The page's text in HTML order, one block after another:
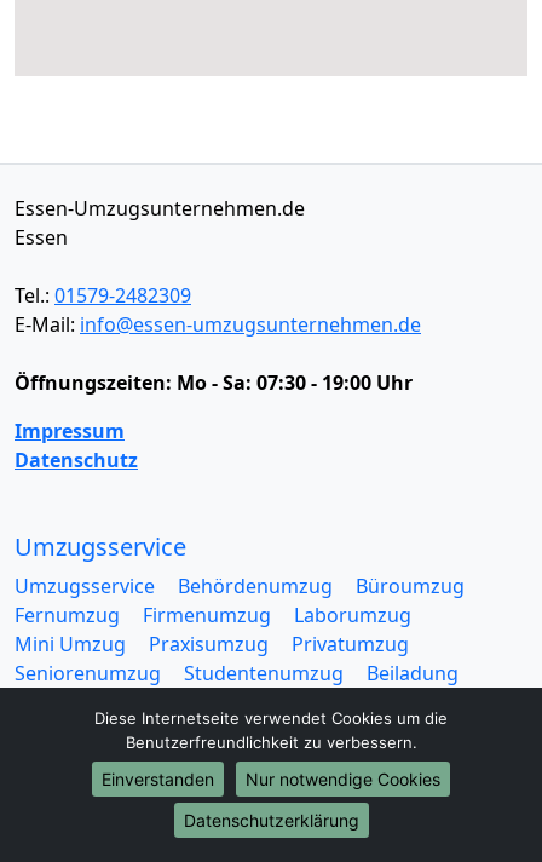
Essen-Umzugsunternehmen.de
Essen
Tel.: 01579-2482309
E-Mail: info@essen-umzugsunternehmen.de
Öffnungszeiten: Mo - Sa: 07:30 - 19:00 Uhr
Impressum
Datenschutz
Umzugsservice
Umzugsservice Behördenumzug
Büroumzug
Fernumzug
Firmenumzug
Laborumzug
Mini Umzug
Praxisumzug
Privatumzug
Seniorenumzug
Studentenumzug
Beiladung
Möbellift
Haushaltsauflösung
Möbeltaxi
Möbelmitfahrzentrale
Umzugskartons
Diese Internetseite verwendet Cookies um die
Benutzerfreundlichkeit zu verbessern.
Einverstanden
Nur notwendige Cookies
Datenschutzerklärung